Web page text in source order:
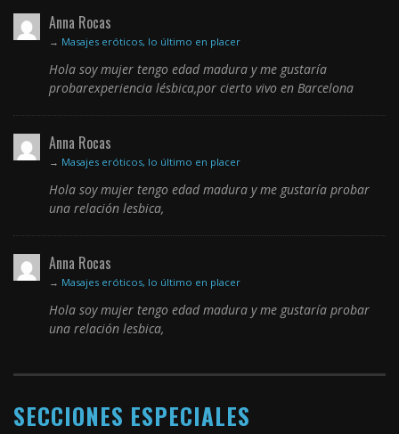
Anna Rocas
→ Masajes eróticos, lo último en placer
Hola soy mujer tengo edad madura y me gustaría
probarexperiencia lésbica,por cierto vivo en Barcelona
Anna Rocas
→ Masajes eróticos, lo último en placer
Hola soy mujer tengo edad madura y me gustaría probar
una relación lesbica,
Anna Rocas
→ Masajes eróticos, lo último en placer
Hola soy mujer tengo edad madura y me gustaría probar
una relación lesbica,
SECCIONES ESPECIALES